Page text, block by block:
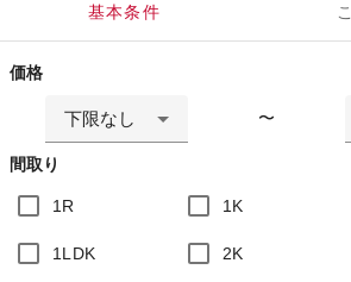
基本条件
価格
下限なし 〜
間取り
1R 1K
1LDK 2K